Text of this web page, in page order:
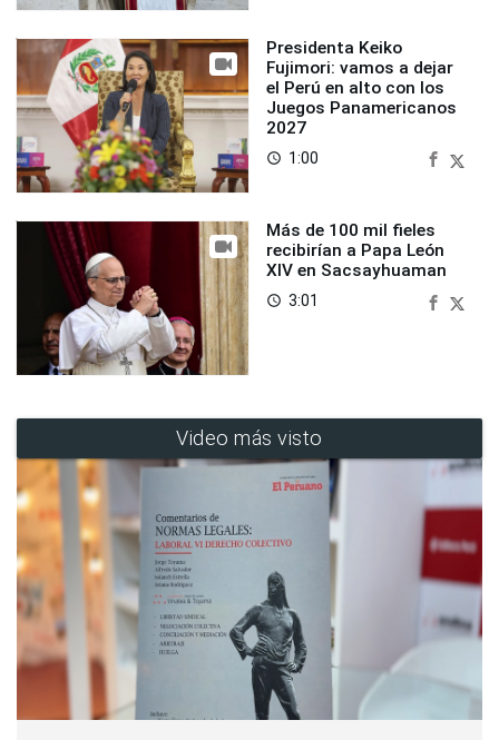
Presidenta Keiko
Fujimori: vamos a dejar
el Perú en alto con los
Juegos Panamericanos
2027
access_time 1:00
Más de 100 mil fieles
recibirían a Papa León
XIV en Sacsayhuaman
access_time 3:01
Video más visto